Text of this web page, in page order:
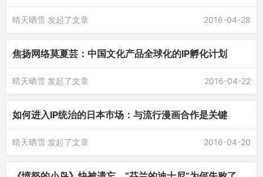
晴天晒雪 发起了文章 2016-04-28
焦扬网络莫夏芸：中国文化产品全球化的IP孵化计划
晴天晒雪 发起了文章 2016-04-22
如何进入IP统治的日本市场：与流行漫画合作是关键
晴天晒雪 发起了文章 2016-04-20